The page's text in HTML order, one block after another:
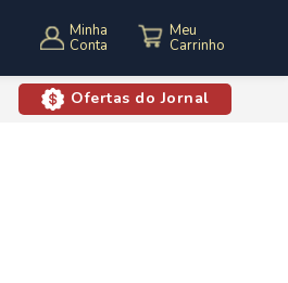
Minha
Conta
Ofertas do Jornal